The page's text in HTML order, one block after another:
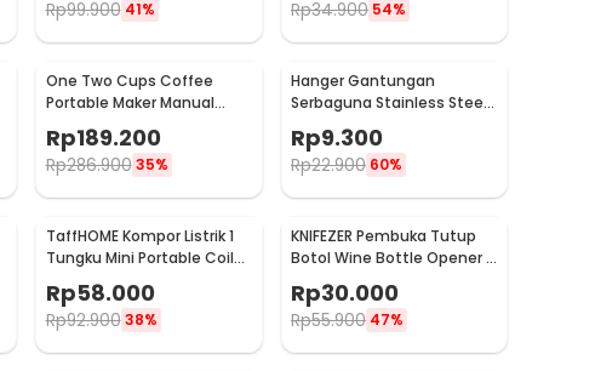
Rp99.900 41% Rp34.900 54%
One Two Cups Coffee
Portable Maker Manual
Hand Press Espresso 300ml
- T35066
Rp189.200
Rp286.900 35%
Hanger Gantungan
Serbaguna Stainless Steel
10 PCS - M127105
Rp9.300
Rp22.900 60%
TaffHOME Kompor Listrik 1
Tungku Mini Portable Coil
Hot Plate 500W - C1-1000-
03
Rp58.000
Rp92.900 38%
KNIFEZER Pembuka Tutup
Botol Wine Bottle Opener -
TYK-074B
Rp30.000
Rp55.900 47%